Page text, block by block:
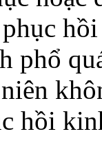
phổ
hồi